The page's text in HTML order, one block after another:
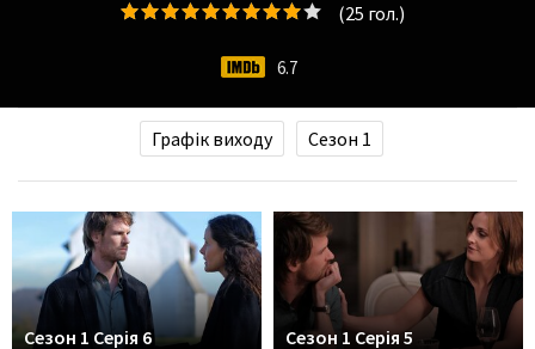
(25 гол.)
6.7
Графік виходу Сезон 1
Сезон 1 Серія 6 Сезон 1 Серія 5